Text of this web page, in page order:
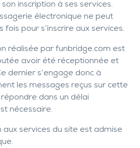
inscription à ses services.
électronique ne peut
fois pour s’inscrire aux services.
réalisée par funbridge.com est
avoir été réceptionnée et
dernier s’engage donc à
les messages reçus sur cette
dans un délai
nécessaire.
aux services du site est admise